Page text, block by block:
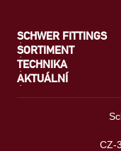
SCHWER FITTINGS
SORTIMENT
TECHNIKA
AKTUÁLNÍ
CZ-